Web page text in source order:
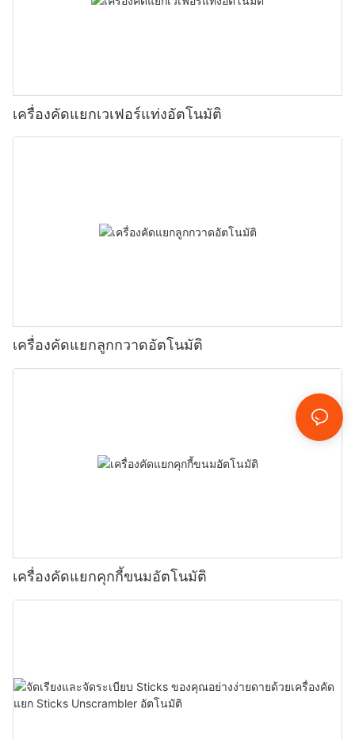
เครื่องคัดแยกเวเฟอร์แท่งอัตโนมัติ
เครื่องคัดแยกลูกกวาดอัตโนมัติ
เครื่องคัดแยกคุกกี้ขนมอัตโนมัติ